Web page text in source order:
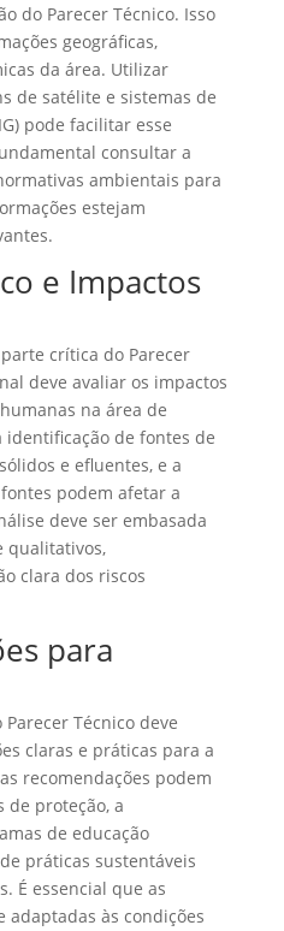
do Parecer Técnico. Isso
geográficas,
da área. Utilizar
de satélite e sistemas de
pode facilitar esse
consultar a
ambientais para
estejam
e Impactos
crítica do Parecer
deve avaliar os impactos
na área de
identificação de fontes de
e efluentes, e a
podem afetar a
deve ser embasada
qualitativos,
clara dos riscos
para
Técnico deve
claras e práticas para a
recomendações podem
de proteção, a
de educação
práticas sustentáveis
É essencial que as
adaptadas às condições